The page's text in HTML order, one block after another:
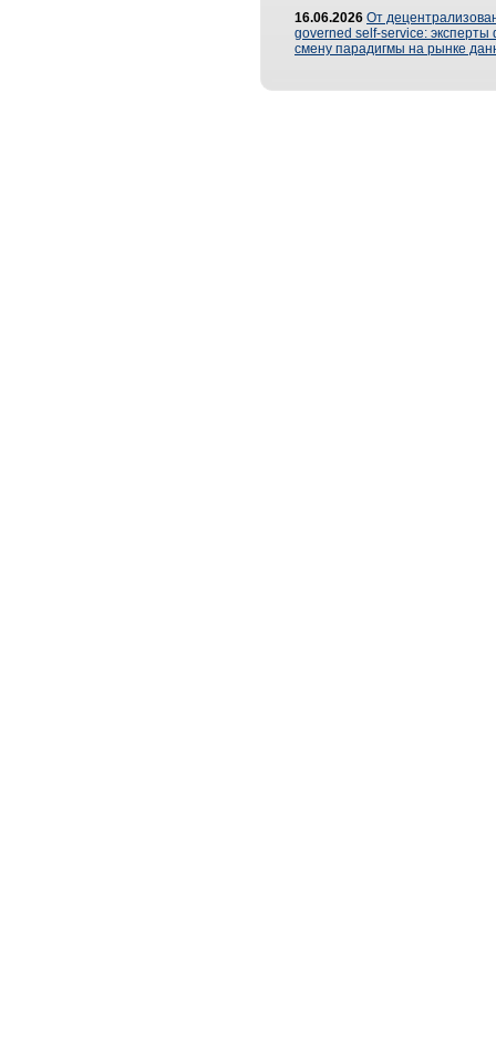
16.06.2026 От
governed self-service: эксперты
смену парадигмы на рынке